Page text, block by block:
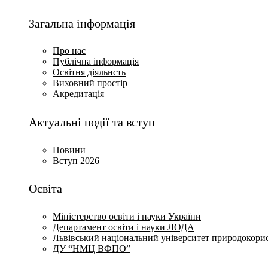
Загальна інформація
Про нас
Публічна інформація
Освітня діяльнсть
Виховний простір
Акредитація
Актуальні події та вступ
Новини
Вступ 2026
Освіта
Міністерство освіти і науки України
Департамент освіти і науки ЛОДА
Львівський національний університет
ДУ “НМЦ ВФПО”